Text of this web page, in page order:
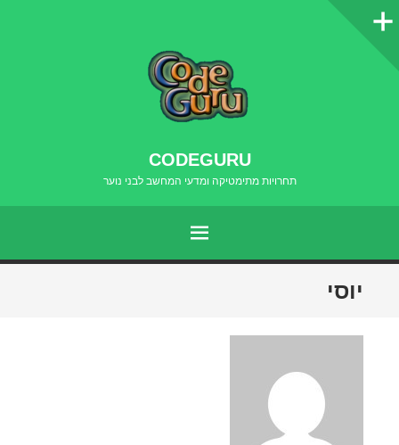
סרגל
CODEGURU
תחרויות מתימטיקה ומדעי המחשב לבני נוער
תפריט
דילוג
לתוכן
יוסי